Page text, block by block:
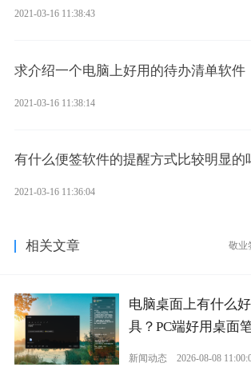
2021-03-16 11:38:43
求介绍一个电脑上好用的待办清单软件
2021-03-16 11:38:14
有什么便签软件的提醒方式比较明显的
2021-03-16 11:36:04
相关文章 敬业
电脑桌面上有什么
具？PC端好用桌面
新闻动态 2026-08-08